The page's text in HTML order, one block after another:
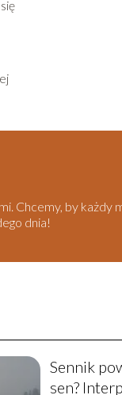
Chcemy, by każdy
dnia!
Sennik
sen?